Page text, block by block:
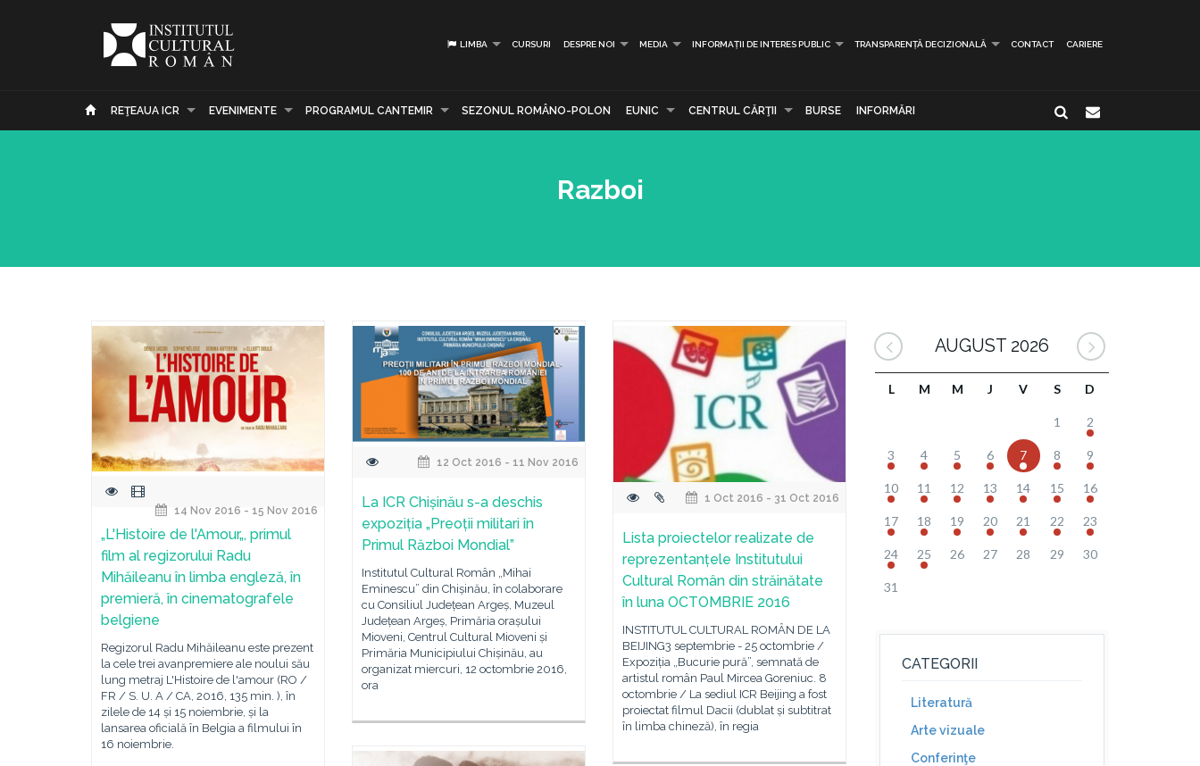
LIMBA CURSURI DESPRE NOI MEDIA INFORMAȚII DE INTERES PUBLIC TRANSPARENȚĂ DECIZIONALĂ CONTACT CARIERE
REŢEAUA ICR EVENIMENTE PROGRAMUL CANTEMIR SEZONUL ROMÂNO-POLON EUNIC CENTRUL CĂRŢII BURSE INFORMĂRI
Razboi
14 Nov 2016 - 15 Nov 2016
„L'Histoire de l'Amour„, primul
film al regizorului Radu
Mihăileanu în limba engleză, în
premieră, în cinematografele
belgiene
Regizorul Radu Mihăileanu este prezent
la cele trei avanpremiere ale noului său
lung metraj L'Histoire de l'amour (RO /
FR / S. U. A / CA, 2016, 135 min. ), în
zilele de 14 și 15 noiembrie, și la
lansarea oficială în Belgia a filmului în
16 noiembrie.
12 Oct 2016 - 11 Nov 2016
La ICR Chișinău s-a deschis
expoziția „Preoții militari în
Primul Război Mondial”
Institutul Cultural Român „Mihai
Eminescu” din Chișinău, în colaborare
cu Consiliul Județean Argeș, Muzeul
Județean Argeș, Primăria orașului
Mioveni, Centrul Cultural Mioveni și
Primăria Municipiului Chișinău, au
organizat miercuri, 12 octombrie 2016,
ora
1 Oct 2016 - 31 Oct 2016
Lista proiectelor realizate de
reprezentanțele Institutului
Cultural Român din străinătate
în luna OCTOMBRIE 2016
INSTITUTUL CULTURAL ROMÂN DE LA
BEIJING3 septembrie - 25 octombrie /
Expoziția „Bucurie pură”, semnată de
artistul român Paul Mircea Goreniuc. 8
octombrie / La sediul ICR Beijing a fost
proiectat filmul Dacii (dublat și subtitrat
în limba chineză), în regia
AUGUST 2026
L M M J V S D
1 2
3 4 5 6 7 8 9
10 11 12 13 14 15 16
17 18 19 20 21 22 23
24 25 26 27 28 29 30
31
CATEGORII
Literatură
Arte vizuale
Conferinţe